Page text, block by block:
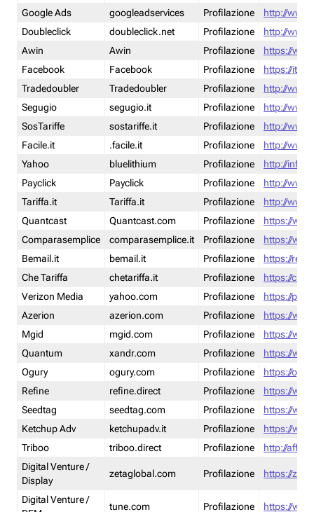
Google Ads googleadservices Profilazione
http://
Doubleclick
doubleclick.net Profilazione
http://
Awin
Awin Profilazione
https://
Facebook
Facebook Profilazione
https://it-
Tradedoubler
Tradedoubler Profilazione
http://
Segugio
segugio.it Profilazione
http://
SosTariffe
sostariffe.it Profilazione
http://
Facile.it
.facile.it Profilazione
http://
Yahoo
bluelithium Profilazione
http://
Payclick
Payclick Profilazione
http://
Tariffa.it
Tariffa.it Profilazione
http://
Quantcast
Quantcast.com Profilazione
https://
Comparasemplice
comparasemplice.it Profilazione
https://
Bemail.it
bemail.it Profilazione
https://
Che Tariffa
chetariffa.it Profilazione
https://
Verizon Media
yahoo.com Profilazione
https://
Azerion
azerion.com Profilazione
https://
Mgid
mgid.com Profilazione
https://
Quantum
xandr.com Profilazione
https://
Ogury
ogury.com Profilazione
https://
Refine
refine.direct Profilazione
https://
Seedtag
seedtag.com Profilazione
https://
Ketchup Adv
ketchupadv.it Profilazione
https://
Triboo
triboo.direct Profilazione
http://
Digital Venture /
Display
zetaglobal.com Profilazione https://
Digital Venture /
tune.com Profilazione https://